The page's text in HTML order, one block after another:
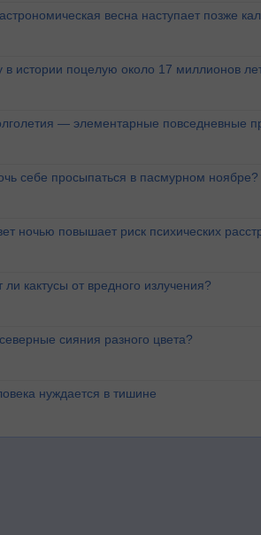
весна наступает позже
в истории поцелую около 17 миллионов
— элементарные повседневные
себе просыпаться в пасмурном ноябре?
ночью повышает риск психических
кактусы от вредного излучения?
сияния разного цвета?
нуждается в тишине